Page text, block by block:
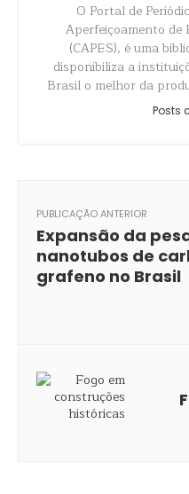
O Portal de
Aperfeiçoamento de
(CAPES), é uma
disponibiliza a
Brasil o melhor da
Posts
PUBLICAÇÃO ANTERIOR
Expansão da
nanotubos de
grafeno no Brasil